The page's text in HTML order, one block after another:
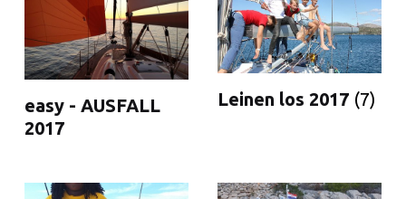
easy - AUSFALL
2017
Leinen los 2017 (7)